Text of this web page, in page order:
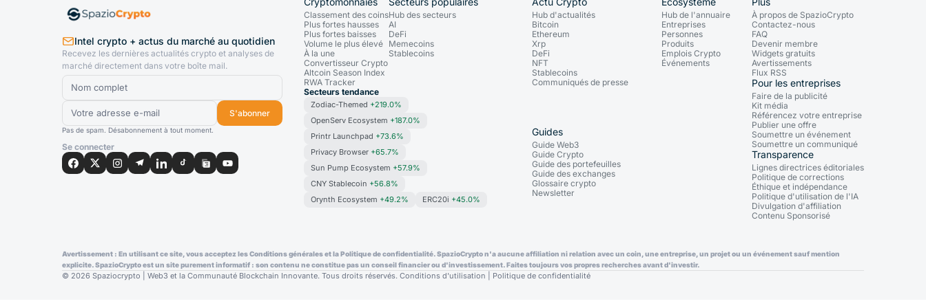
Intel crypto + actus du marché au quotidien
Recevez les dernières actualités crypto et analyses de
marché directement dans votre boîte mail.
S'abonner
Pas de spam. Désabonnement à tout moment.
Se connecter
Classement des coins
Plus fortes hausses
Plus fortes baisses
Volume le plus élevé
À la une
Convertisseur Crypto
Altcoin Season Index
RWA Tracker
Hub des secteurs
AI
DeFi
Memecoins
Stablecoins
Secteurs tendance
Zodiac-Themed +219.0%
OpenServ Ecosystem +187.0%
Printr Launchpad +73.6%
Privacy Browser +65.7%
Sun Pump Ecosystem +57.9%
CNY Stablecoin +56.8%
Orynth Ecosystem +49.2% ERC20i +45.0%
Hub d'actualités
Bitcoin
Ethereum
Xrp
DeFi
NFT
Stablecoins
Communiqués de presse
Hub de l'annuaire
Entreprises
Personnes
Produits
Emplois Crypto
Événements
Guides
Guide Web3
Guide Crypto
Guide des portefeuilles
Guide des exchanges
Glossaire crypto
Newsletter
À propos de SpazioCrypto
Contactez-nous
FAQ
Devenir membre
Widgets gratuits
Avertissements
Flux RSS
Pour les entreprises
Faire de la publicité
Kit média
Référencez votre entreprise
Publier une offre
Soumettre un événement
Soumettre un communiqué
Transparence
Lignes directrices éditoriales
Politique de corrections
Éthique et indépendance
Politique d'utilisation de l'IA
Divulgation d'affiliation
Contenu Sponsorisé
Avertissement : En utilisant ce site, vous acceptez les Conditions générales et la Politique de confidentialité. SpazioCrypto n'a aucune affiliation ni relation avec un coin, une entreprise, un projet ou un événement sauf mention
explicite. SpazioCrypto est un site purement informatif : son contenu ne constitue pas un conseil financier ou d'investissement. Faites toujours vos propres recherches avant d'investir.
© 2026 Spaziocrypto | Web3 et la Communauté Blockchain Innovante. Tous droits réservés. Conditions d'utilisation Politique de confidentialité